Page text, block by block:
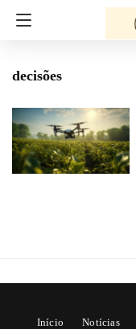
decisões
Início Notícias